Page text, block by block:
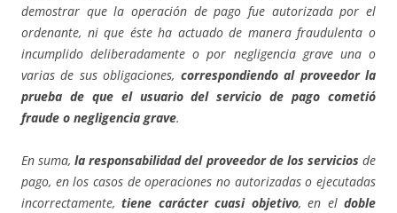
demostrar que la operación de pago fue autorizada por el
ordenante, ni que éste ha actuado de manera fraudulenta o
incumplido deliberadamente o por negligencia grave una o
varias de sus obligaciones, correspondiendo al proveedor la
prueba de que el usuario del servicio de pago cometió
fraude o negligencia grave.
En suma,la responsabilidad del proveedor de los servicios de
pago, en los casos de operaciones no autorizadas o ejecutadas
incorrectamente,tiene carácter cuasi objetivo, en eldoble